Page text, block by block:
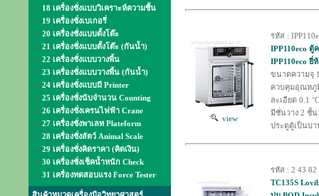
18 เครื่องชั่งแบบวิเคราะห์ความชื้น
19 เครื่องชั่งเบเกอรี่
20 เครื่องชั่งแบบตั้งโต๊ะ
21 เครื่องชั่งแบบตั้งโต๊ะ (กันน้ำ)
22 เครื่องชั่งแบบวางพื้น
23 เครื่องชั่งแบบวางพื้น (กันน้ำ)
24 เครื่องชั่งแบบมี Printer
25 เครื่องชั่งนับจำนวน Counting
26 เครื่องชั่งเครนไฟฟ้า Crane
27 เครื่องชั่งพาเลท Plateform
28 เครื่องชั่งสัตว์ Animal Scale
29 เครื่องชั่งคิดราคา (คิดเงิน)
30 เครื่องชั่งเช็คน้ำหนัก Check
31 เครื่องทดสอบแรง Force Tester
view
รหัส :
IPP110eco
IPP110eco ยี่
ขนาดความจุ
ควบคุมอุณหภูมิ
ละเอียด 0.1 °C
มีชั่นวาง 2 ชั้น
ประตูตู้เป็นบ
รหัส : 2 43 82
TC135S